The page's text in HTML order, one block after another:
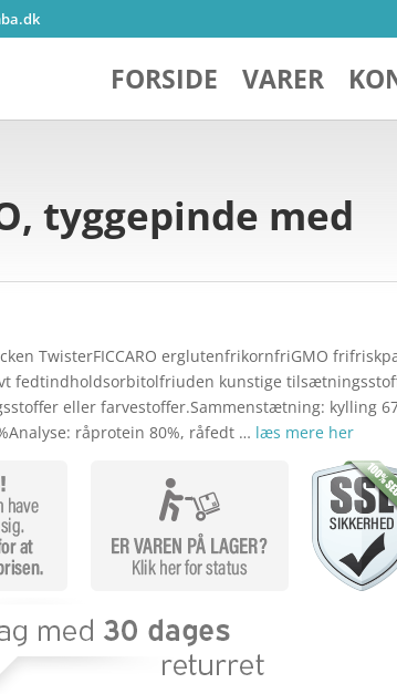
FORSIDE VARER
tyggepinde med
TwisterFICCARO erglutenfrikornfriGMO
fedtindholdsorbitolfriuden kunstige
eller farvestoffer.Sammenstætning: kylling
råprotein 80%, råfedt … læs mere her